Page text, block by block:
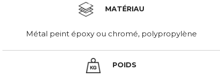
MATÉRIAU
Métal peint époxy ou chromé, polypropylène
POIDS